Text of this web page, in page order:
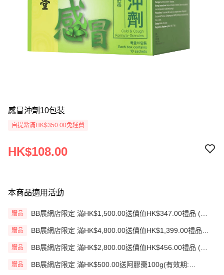
感冒沖劑10包裝
自提點滿HK$350.00免運費
HK$108.00
本商品適用活動
贈品
BB展網店限定 滿HK$1,500.00送價值HK$347.00禮品 (贈
贈品
BB展網店限定 滿HK$4,800.00送價值HK$1,399.00禮品
贈品
BB展網店限定 滿HK$2,800.00送價值HK$456.00禮品 (贈
贈品
BB展網店限定 滿HK$500.00送阿膠棗100g(有效期: